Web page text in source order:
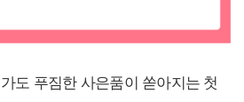
도 푸짐한 사은품이 쏟아지는 첫